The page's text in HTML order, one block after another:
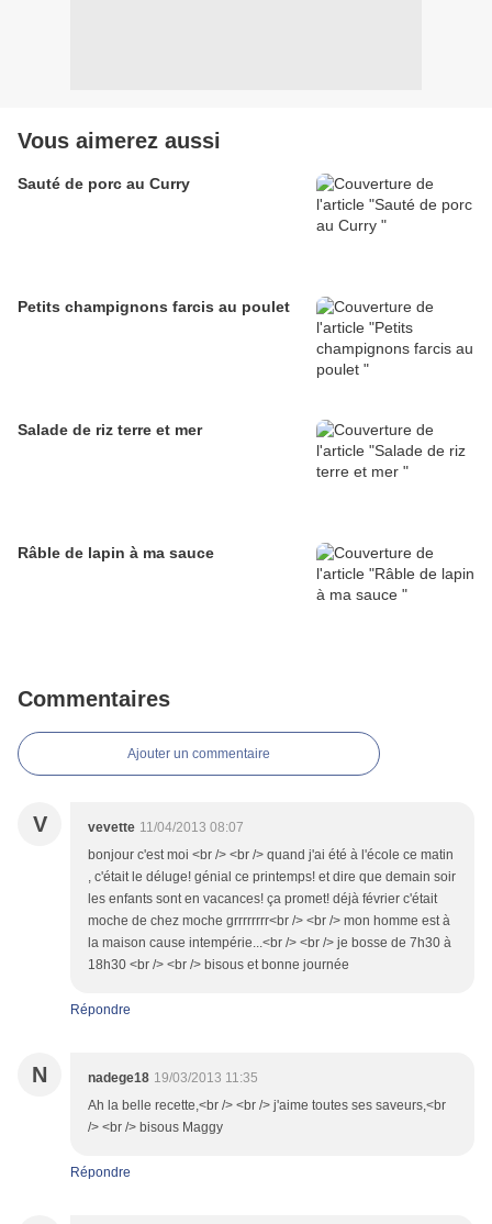
Vous aimerez aussi
Sauté de porc au Curry
Petits champignons farcis au poulet
Salade de riz terre et mer
Râble de lapin à ma sauce
Commentaires
Ajouter un commentaire
V vevette 11/04/2013 08:07
bonjour c'est moi <br /> <br /> quand j'ai été à l'école ce matin
, c'était le déluge! génial ce printemps! et dire que demain soir
les enfants sont en vacances! ça promet! déjà février c'était
moche de chez moche grrrrrrrr<br /> <br /> mon homme est à
la maison cause intempérie...<br /> <br /> je bosse de 7h30 à
18h30 <br /> <br /> bisous et bonne journée
Répondre
N nadege18 19/03/2013 11:35
Ah la belle recette,<br /> <br /> j'aime toutes ses saveurs,<br
/> <br /> bisous Maggy
Répondre